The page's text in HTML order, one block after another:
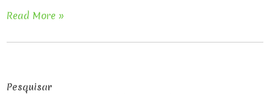
Read More »
Pesquisar